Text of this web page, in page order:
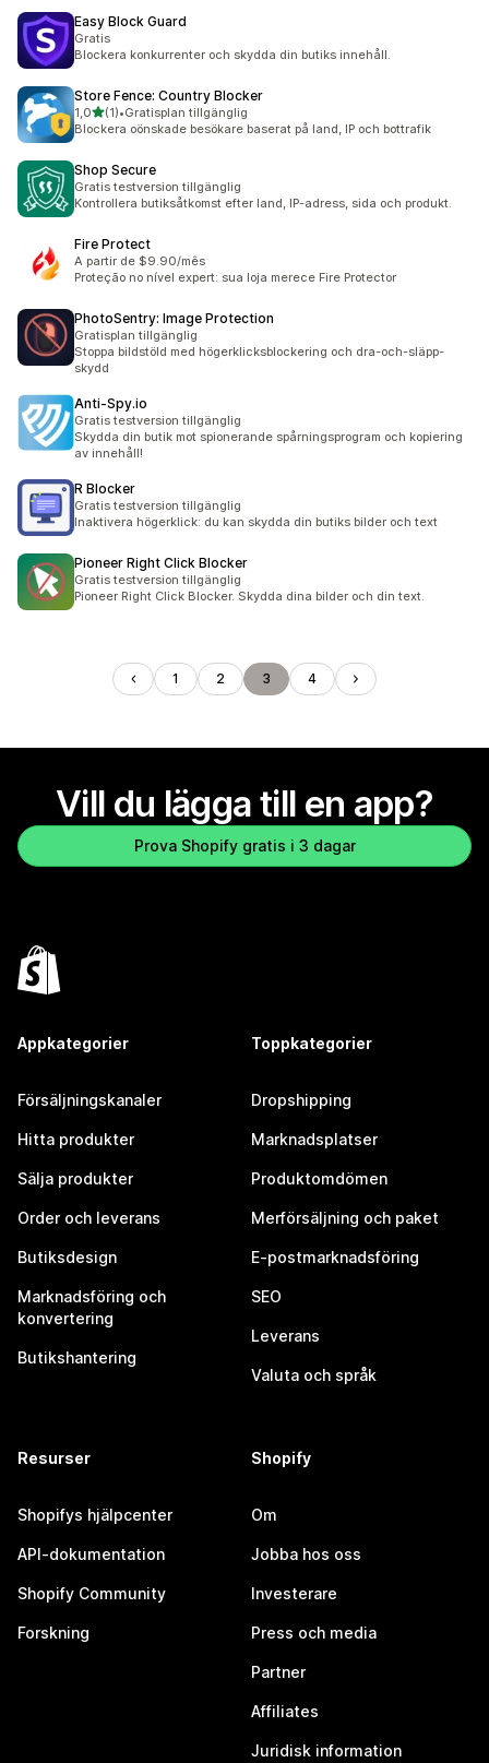
Easy Block Guard
Gratis
Blockera konkurrenter och skydda din butiks innehåll.
Store Fence: Country Blocker
1,0av 5 stjärnor
(1)
1 recensioner totalt
•Gratisplan tillgänglig
Blockera oönskade besökare baserat på land, IP och bottrafik
Shop Secure
Gratis testversion tillgänglig
Kontrollera butiksåtkomst efter land, IP-adress, sida och produkt.
Fire Protect
A partir de $9.90/mês
Proteção no nível expert: sua loja merece Fire Protector
PhotoSentry: Image Protection
Gratisplan tillgänglig
Stoppa bildstöld med högerklicksblockering och dra-och-släpp-
skydd
Anti‑Spy.io
Gratis testversion tillgänglig
Skydda din butik mot spionerande spårningsprogram och kopiering
av innehåll!
R Blocker
Gratis testversion tillgänglig
Inaktivera högerklick: du kan skydda din butiks bilder och text
Pioneer Right Click Blocker
Gratis testversion tillgänglig
Pioneer Right Click Blocker. Skydda dina bilder och din text.
1 2 3 4
Vill du lägga till en app?
Prova Shopify gratis i 3 dagar
Appkategorier
Försäljningskanaler
Hitta produkter
Sälja produkter
Order och leverans
Butiksdesign
Marknadsföring och
konvertering
Butikshantering
Toppkategorier
Dropshipping
Marknadsplatser
Produktomdömen
Merförsäljning och paket
E-postmarknadsföring
SEO
Leverans
Valuta och språk
Resurser
Shopifys hjälpcenter
API-dokumentation
Shopify Community
Forskning
Shopify
Om
Jobba hos oss
Investerare
Press och media
Partner
Affiliates
Juridisk information